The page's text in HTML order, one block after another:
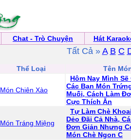
Chat - Trò Chuyện
Hát
Tất Cả » A B C
Thể Loại Tên
Món Chiên Xào
Hôm Nay Mình
Các Bạn Món
Muối, Cách Làm
Cực Thích Ăn
Món Tráng Miệng
Tự Làm Chè
Dẻo Đãi Cả Nhà,
Đơn Giản Nhưng
Món Chè Ngon C